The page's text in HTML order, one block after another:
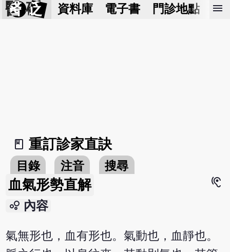
醫 砭 資料庫 電子書 門診地點 預
menu
book_2
重訂診家直訣
目錄 注音 搜尋
血氣形勢直解
hearing
bubble_chart 內容
氣無形也，血有形也。氣動也，血靜也。